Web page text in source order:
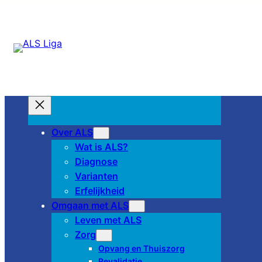
Over ALS
Wat is ALS?
Diagnose
Varianten
Erfelijkheid
Omgaan met ALS
Leven met ALS
Zorg
Opvang en Thuiszorg